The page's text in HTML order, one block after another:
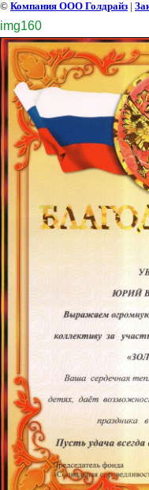
© Компания ООО Голдрайз |
img160